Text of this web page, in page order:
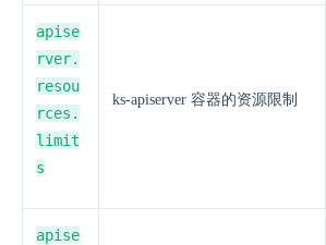
apise
rver.
resou
rces.
limit
s
ks-apiserver 容器的资源限制
apise